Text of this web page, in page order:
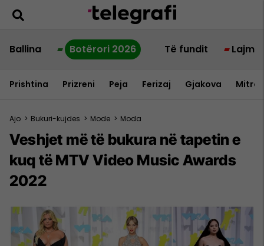
Ballina Botërori 2026 Të fundit Lajme
Prishtina Prizreni Peja Ferizaj Gjakova
Ajo > Bukuri-kujdes > Mode > Moda
Veshjet më të bukura në tapetin e
kuq të MTV Video Music Awards
2022